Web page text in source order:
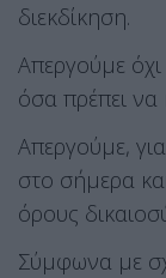
διεκδίκηση.
Απεργούμε
όσα πρέπει να
Απεργούμε,
στο σήμερα
όρους
Σύμφωνα με